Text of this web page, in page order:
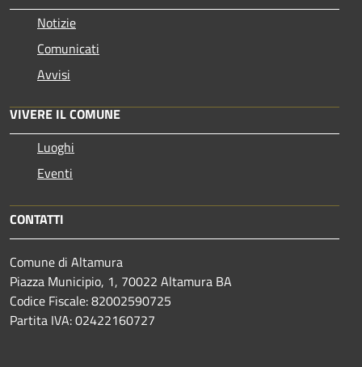
Notizie
Comunicati
Avvisi
VIVERE IL COMUNE
Luoghi
Eventi
CONTATTI
Comune di Altamura
Piazza Municipio, 1, 70022 Altamura BA
Codice Fiscale: 82002590725
Partita IVA: 02422160727